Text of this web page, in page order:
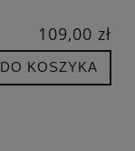
109,00 zł
DO KOSZYKA